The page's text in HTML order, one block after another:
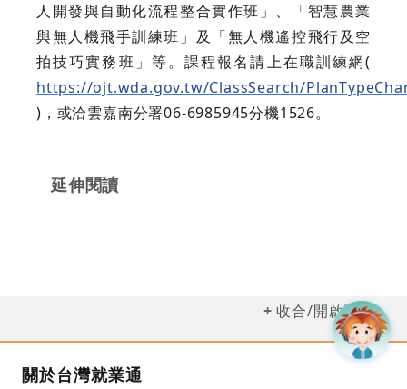
人開發與自動化流程整合實作班」、「智慧農業
與無人機飛手訓練班」及「無人機遙控飛行及空
拍技巧實務班」等。課程報名請上在職訓練網(
https://ojt.wda.gov.tw/ClassSearch/
)，或洽雲嘉南分署06-6985945分機1526。
延伸閱讀
收合/開啟選單
關於台灣就業通